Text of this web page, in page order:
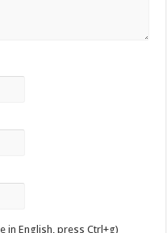
in English, press Ctrl+g)